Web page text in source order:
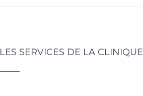
LES SERVICES DE LA CLINIQUE